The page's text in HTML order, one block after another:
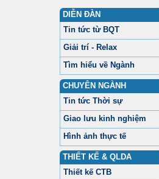
DIỄN ĐÀN
Tin tức từ BQT
Giải trí - Relax
Tìm hiểu về Ngành
CHUYÊN NGÀNH
Tin tức Thời sự
Giao lưu kinh nghiệm
Hình ảnh thực tế
THIẾT KẾ & QLDA
Thiết kế CTB